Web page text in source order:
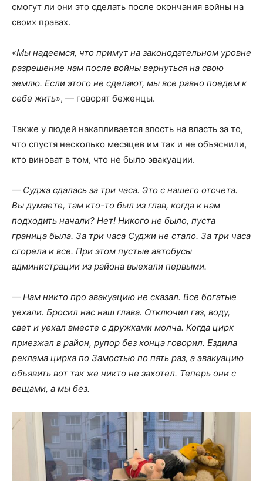
смогут ли они это сделать после окончания войны на
своих правах.
«Мы надеемся, что примут на законодательном уровне
разрешение нам после войны вернуться на свою
землю. Если этого не сделают, мы все равно поедем к
себе жить», — говорят беженцы.
Также у людей накапливается злость на власть за то,
что спустя несколько месяцев им так и не объяснили,
кто виноват в том, что не было эвакуации.
— Суджа сдалась за три часа. Это с нашего отсчета.
Вы думаете, там кто-то был из глав, когда к нам
подходить начали? Нет! Никого не было, пуста
граница была. За три часа Суджи не стало. За три часа
сгорела и все. При этом пустые автобусы
администрации из района выехали первыми.
— Нам никто про эвакуацию не сказал. Все богатые
уехали. Бросил нас наш глава. Отключил газ, воду,
свет и уехал вместе с дружками молча. Когда цирк
приезжал в район, рупор без конца говорил. Ездила
реклама цирка по Замостью по пять раз, а эвакуацию
объявить вот так же никто не захотел. Теперь они с
вещами, а мы без.